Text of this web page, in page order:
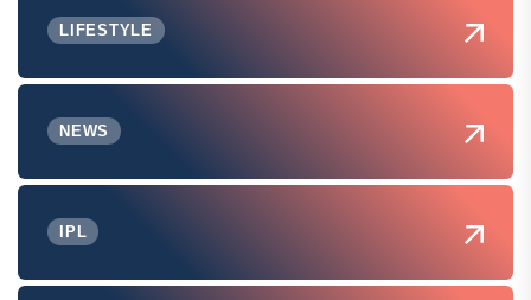
LIFESTYLE
NEWS
IPL